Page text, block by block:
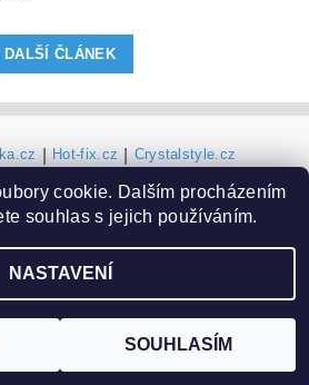
DALŠÍ ČLÁNEK
Hot-fix.cz Crystalstyle.cz
Vytvořil Shoptet
cookie. Dalším procházením
souhlas s jejich používáním.
NASTAVENÍ
SOUHLASÍM